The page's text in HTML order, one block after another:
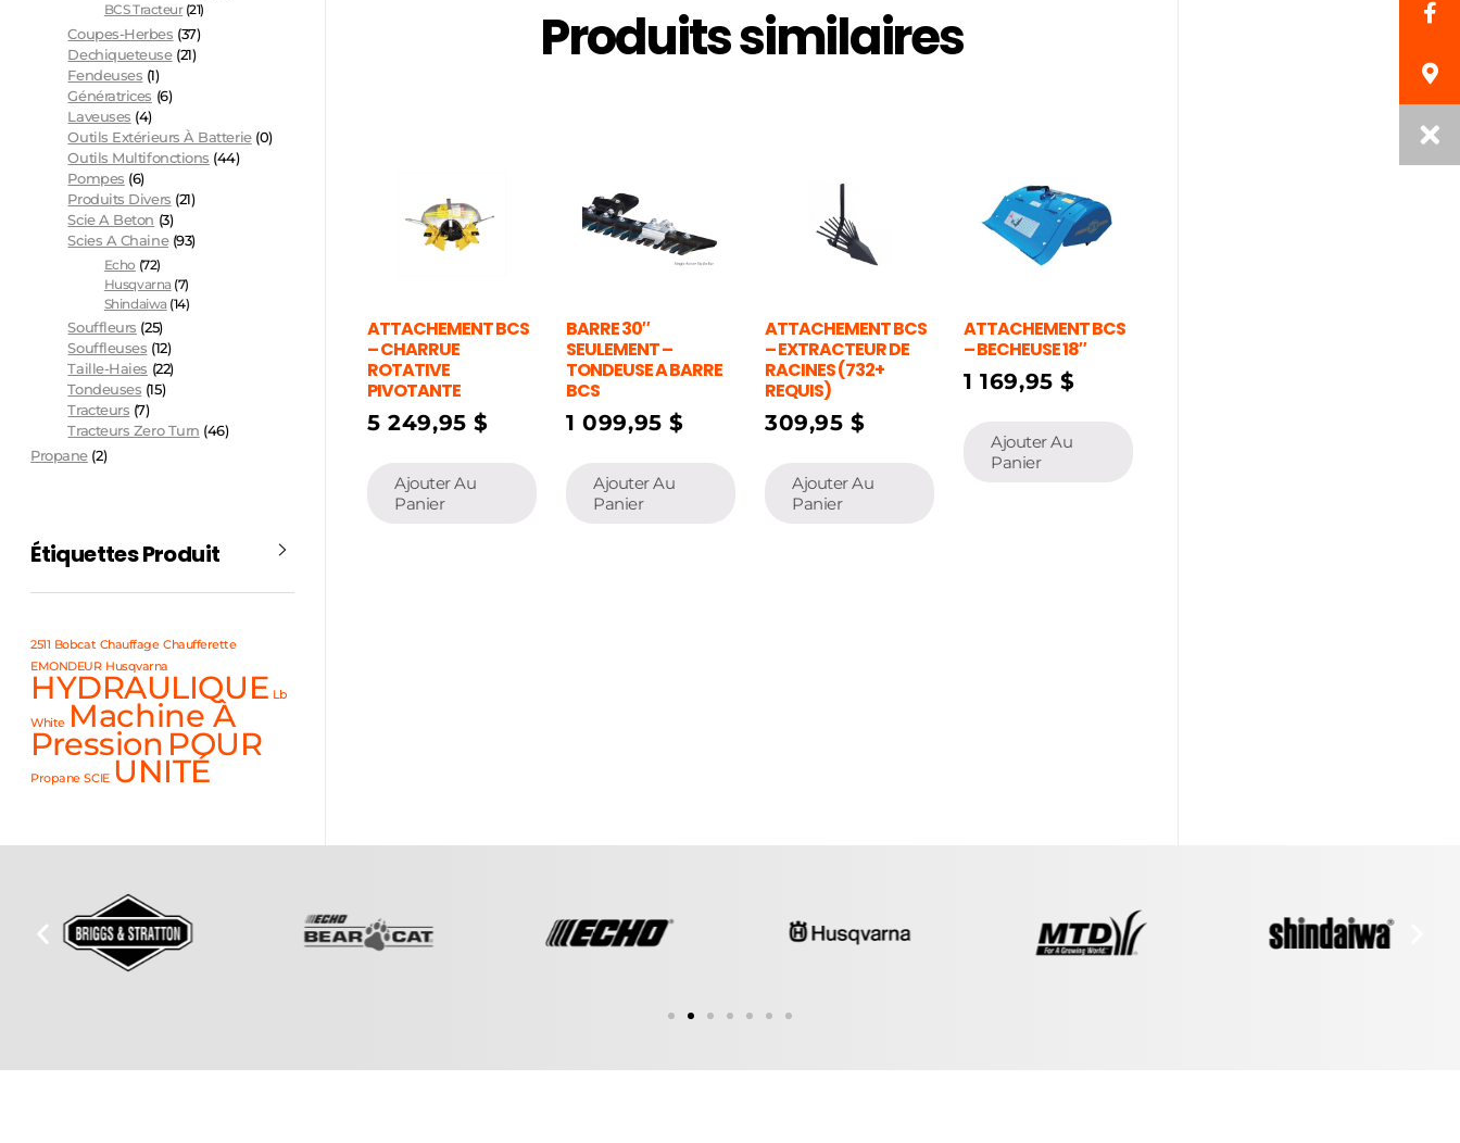
Produits similaires
ATTACHEMENT BCS
– CHARRUE
ROTATIVE
PIVOTANTE
5 249,95$
Ajouter Au
Panier
BARRE 30″
SEULEMENT –
TONDEUSE A BARRE
BCS
1 099,95$
Ajouter Au
Panier
ATTACHEMENT BCS
– EXTRACTEUR DE
RACINES (732+
REQUIS)
309,95$
Ajouter Au
Panier
ATTACHEMENT BCS
– BECHEUSE 18″
1 169,95$
Ajouter Au
Panier
BCS Tracteur (21)
Coupes-Herbes (37)
Dechiqueteuse (21)
Fendeuses (1)
Génératrices (6)
Laveuses (4)
Outils Extérieurs À Batterie (0)
Outils Multifonctions (44)
Pompes (6)
Produits Divers (21)
Scie A Beton (3)
Scies A Chaine (93)
Echo (72)
Husqvarna (7)
Shindaiwa (14)
Souffleurs (25)
Souffleuses (12)
Taille-Haies (22)
Tondeuses (15)
Tracteurs (7)
Tracteurs Zero Turn (46)
Propane (2)
Étiquettes Produit
2511 Bobcat Chauffage Chaufferette
EMONDEUR Husqvarna
HYDRAULIQUE Lb
White Machine À
Pression POUR
Propane SCIE UNITÉ